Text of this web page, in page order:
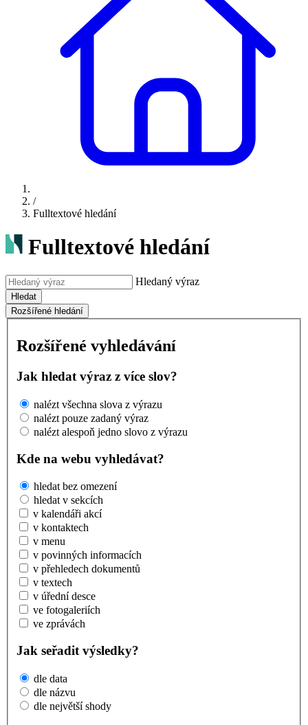
/
Fulltextové hledání
Fulltextové hledání
Hledaný výraz
Hledat
Rozšířené hledání
Rozšířené vyhledávání
Jak hledat výraz z více slov?
nalézt všechna slova z výrazu
nalézt pouze zadaný výraz
nalézt alespoň jedno slovo z výrazu
Kde na webu vyhledávat?
hledat bez omezení
hledat v sekcích
v kalendáři akcí
v kontaktech
v menu
v povinných informacích
v přehledech dokumentů
v textech
v úřední desce
ve fotogaleriích
ve zprávách
Jak seřadit výsledky?
dle data
dle názvu
dle největší shody